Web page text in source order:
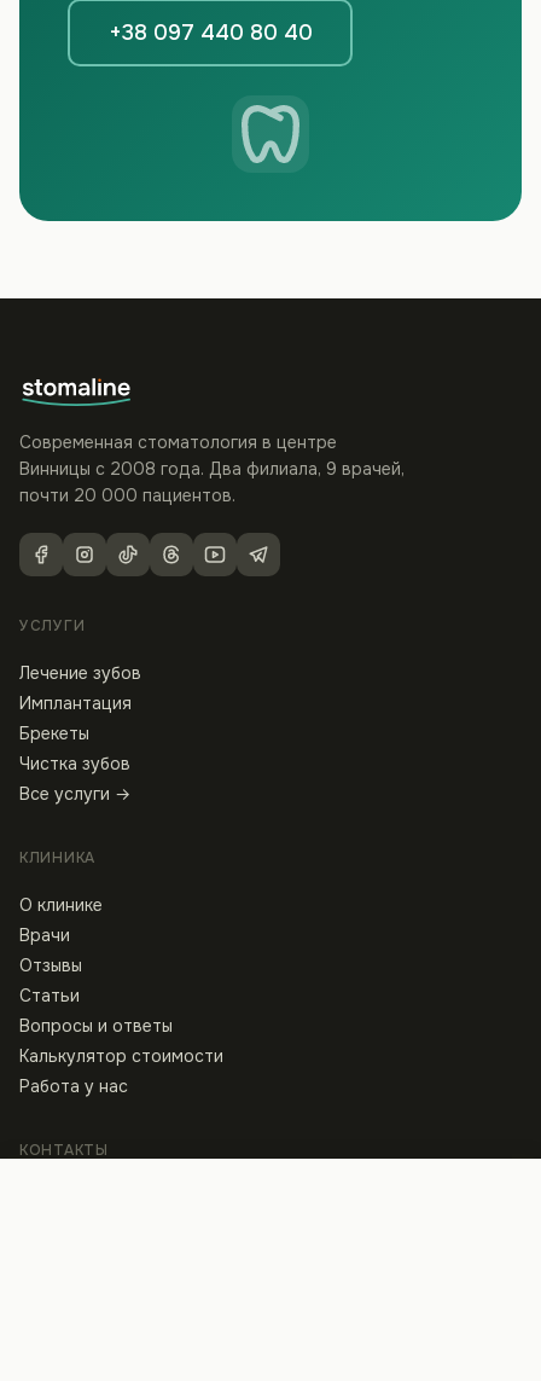
+38 097 440 80 40
Современная стоматология в центре
Винницы с 2008 года. Два филиала, 9 врачей,
почти 20 000 пациентов.
УСЛУГИ
Лечение зубов
Имплантация
Брекеты
Чистка зубов
Все услуги →
КЛИНИКА
О клинике
Врачи
Отзывы
Статьи
Вопросы и ответы
Калькулятор стоимости
Работа у нас
КОНТАКТЫ